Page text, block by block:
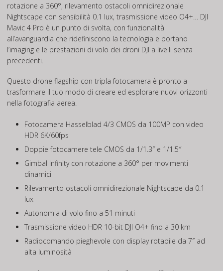
rotazione a 360°, rilevamento ostacoli omnidirezionale
Nightscape con sensibilità 0.1 lux, trasmissione video O4+… DJI
Mavic 4 Pro è un punto di svolta, con funzionalità
all’avanguardia che ridefiniscono la tecnologia e portano
l’imaging e le prestazioni di volo dei droni DJI a livelli senza
precedenti.
Questo drone flagship con tripla fotocamera è pronto a
trasformare il tuo modo di creare ed esplorare nuovi orizzonti
nella fotografia aerea.
Fotocamera Hasselblad 4/3 CMOS da 100MP con video
HDR 6K/60fps
Doppie fotocamere tele CMOS da 1/1.3″ e 1/1.5″
Gimbal Infinity con rotazione a 360° per movimenti
dinamici
Rilevamento ostacoli omnidirezionale Nightscape da 0.1
lux
Autonomia di volo fino a 51 minuti
Trasmissione video HDR 10-bit DJI O4+ fino a 30 km
Radiocomando pieghevole con display rotabile da 7″ ad
alta luminosità